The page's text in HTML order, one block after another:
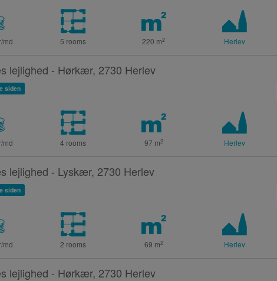
md 5 rooms 220 m2 Herlev
lejlighed - Hørkær, 2730 Herlev
siden
md 4 rooms 97 m2 Herlev
lejlighed - Lyskær, 2730 Herlev
siden
md 2 rooms 69 m2 Herlev
lejlighed - Hørkær, 2730 Herlev